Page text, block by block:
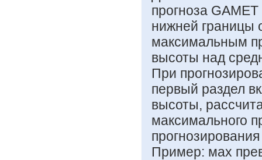
прогноза
нижней границы
максимальным
высоты над
При
первый раздел
высоты,
максимального
Пример: мах